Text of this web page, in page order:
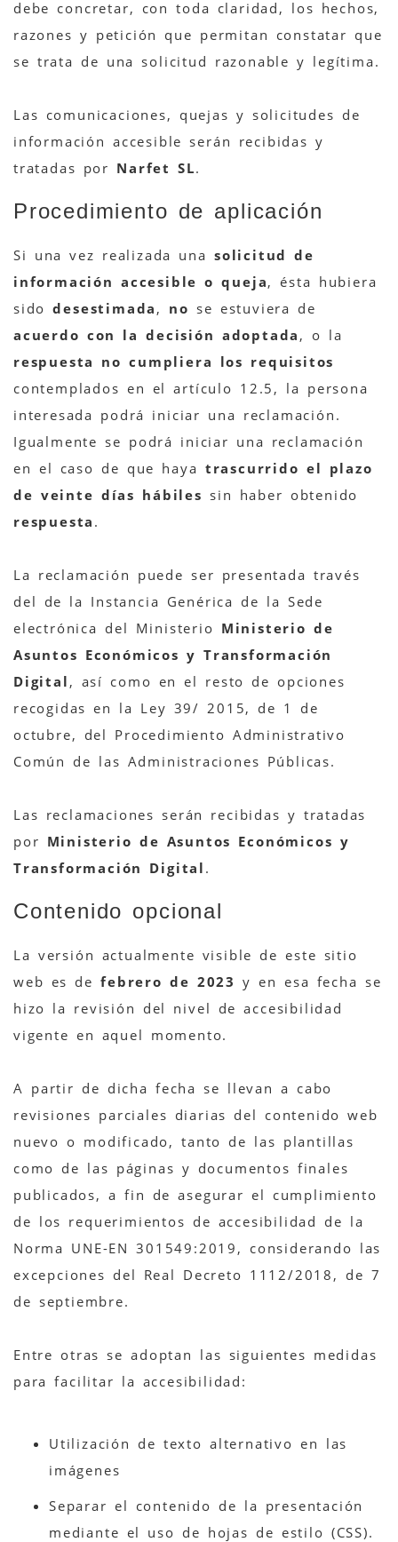
debe concretar, con toda claridad, los hechos,
razones y petición que permitan constatar que
se trata de una solicitud razonable y legítima.
Las comunicaciones, quejas y solicitudes de
información accesible serán recibidas y
tratadas por Narfet SL.
Procedimiento de aplicación
Si una vez realizada una solicitud de
información accesible o queja, ésta hubiera
sidodesestimada , no se estuviera de
acuerdo con la decisión adoptada , o la
respuesta no cumpliera los requisitos
contemplados en el artículo 12.5, la persona
interesada podrá iniciar una reclamación.
Igualmente se podrá iniciar una reclamación
en el caso de que haya trascurrido el plazo
de veinte días hábiles sin haber obtenido
respuesta .
La reclamación puede ser presentada través
del de la Instancia Genérica de la Sede
electrónica del Ministerio Ministerio de
Asuntos Económicos y Transformación
Digital , así como en el resto de opciones
recogidas en la Ley 39/ 2015, de 1 de
octubre, del Procedimiento Administrativo
Común de las Administraciones Públicas.
Las reclamaciones serán recibidas y tratadas
por Ministerio de Asuntos Económicos y
Transformación Digital .
Contenido opcional
La versión actualmente visible de este sitio
web es defebrero de 2023 y en esa fecha se
hizo la revisión del nivel de accesibilidad
vigente en aquel momento.
A partir de dicha fecha se llevan a cabo
revisiones parciales diarias del contenido web
nuevo o modificado, tanto de las plantillas
como de las páginas y documentos finales
publicados, a fin de asegurar el cumplimiento
de los requerimientos de accesibilidad de la
Norma UNE-EN 301549:2019, considerando las
excepciones del Real Decreto 1112/2018, de 7
de septiembre.
Entre otras se adoptan las siguientes medidas
para facilitar la accesibilidad:
Utilización de texto alternativo en las
imágenes
Separar el contenido de la presentación
mediante el uso de hojas de estilo (CSS).